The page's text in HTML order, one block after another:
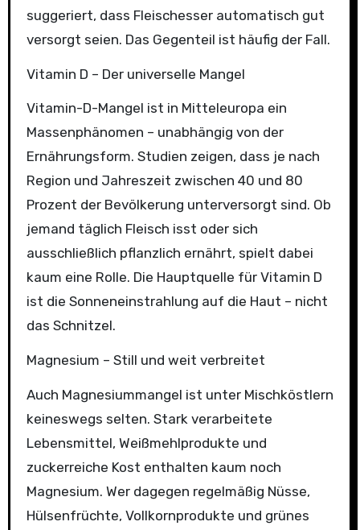
suggeriert, dass Fleischesser automatisch gut
versorgt seien. Das Gegenteil ist häufig der Fall.
Vitamin D – Der universelle Mangel
Vitamin-D-Mangel ist in Mitteleuropa ein
Massenphänomen – unabhängig von der
Ernährungsform. Studien zeigen, dass je nach
Region und Jahreszeit zwischen 40 und 80
Prozent der Bevölkerung unterversorgt sind. Ob
jemand täglich Fleisch isst oder sich
ausschließlich pflanzlich ernährt, spielt dabei
kaum eine Rolle. Die Hauptquelle für Vitamin D
ist die Sonneneinstrahlung auf die Haut – nicht
das Schnitzel.
Magnesium – Still und weit verbreitet
Auch Magnesiummangel ist unter Mischköstlern
keineswegs selten. Stark verarbeitete
Lebensmittel, Weißmehlprodukte und
zuckerreiche Kost enthalten kaum noch
Magnesium. Wer dagegen regelmäßig Nüsse,
Hülsenfrüchte, Vollkornprodukte und grünes